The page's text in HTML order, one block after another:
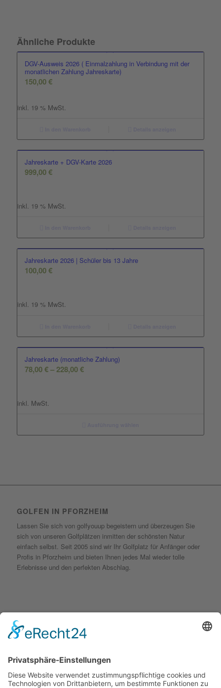
Ähnliche Produkte
DGV-Ausweis 2026 ( Einmalzahlung in Verbindung mit der
monatlichen Zahlung Jahreskarte)
150,00€
inkl. 19 % MwSt.
Jahreskarte + DGV-Karte 2026
999,00€
inkl. 19 % MwSt.
Jahreskarte 2026 | Schüler bis 13 Jahre
100,00€
inkl. 19 % MwSt.
Jahreskarte (monatliche Zahlung)
78,00€–228,00€
inkl. MwSt.
GOLFEN IN PFORZHEIM
Lassen Sie sich von golfyouup begeistern und überzeugen Sie
sich von unseren Golfplätzen inmitten der schönsten Natur
einfach selbst. Seit 2005 sind wir Ihr Golfplatz für Anfänger oder
Profis in Pforzheim und bieten Ihnen jedes Mal wieder tolle
Erlebnisse und den perfekten Abschlag.
KONTAKT
golfyouup GmbH
75248 Ölbronn Dürrn
Telefon: 07237 – 484000
Telefax: 07237 – 484001